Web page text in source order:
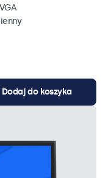
Dodaj do koszyka